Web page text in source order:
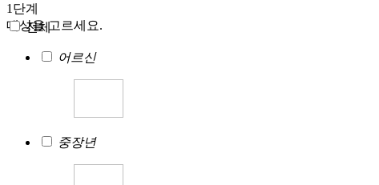
1단계
대상을 고르세요.
전체
어르신
중장년